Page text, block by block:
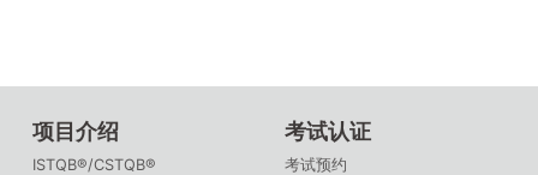
项目介绍
ISTQB®/CSTQB®
考试认证
考试预约